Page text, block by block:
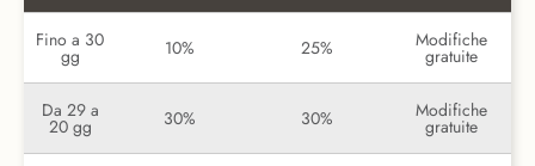
Fino a 30
gg 10% 25% Modifiche
gratuite
Da 29 a
20 gg 30% 30% Modifiche
gratuite